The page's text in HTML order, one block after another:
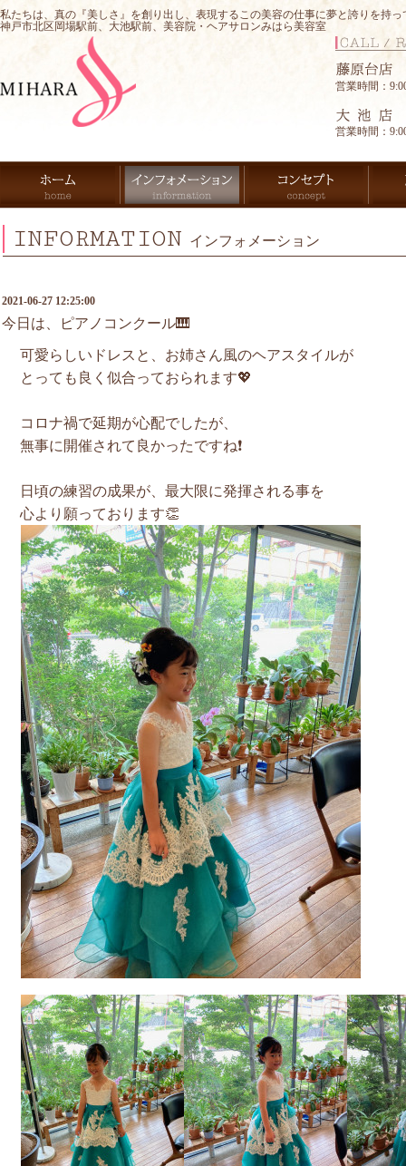
私たちは、真の『美しさ』を創り出し、表現するこの美容の仕事に夢と誇りを持
神戸市北区岡場駅前、大池駅前、美容院・ヘアサロンみはら美容室
営業時間：
営業時間：
INFORMATION インフォメーション
2021-06-27 12:25:00
今日は、ピアノコンクール🎹
可愛らしいドレスと、お姉さん風のヘアスタイルが
とっても良く似合っておられます💖
コロナ禍で延期が心配でしたが、
無事に開催されて良かったですね❗️
日頃の練習の成果が、最大限に発揮される事を
心より願っております👏